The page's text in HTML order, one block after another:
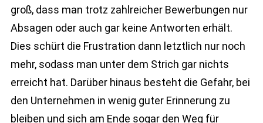
groß, dass man trotz zahlreicher Bewerbungen nur
Absagen oder auch gar keine Antworten erhält.
Dies schürt die Frustration dann letztlich nur noch
mehr, sodass man unter dem Strich gar nichts
erreicht hat. Darüber hinaus besteht die Gefahr, bei
den Unternehmen in wenig guter Erinnerung zu
bleiben und sich am Ende sogar den Weg für